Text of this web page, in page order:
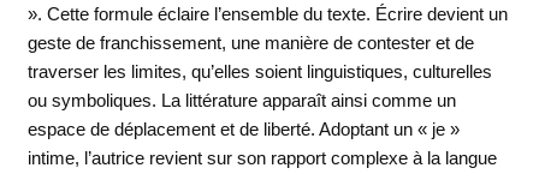
». Cette formule éclaire l’ensemble du texte. Écrire devient un
geste de franchissement, une manière de contester et de
traverser les limites, qu’elles soient linguistiques, culturelles
ou symboliques. La littérature apparaît ainsi comme un
espace de déplacement et de liberté. Adoptant un « je »
intime, l’autrice revient sur son rapport complexe à la langue